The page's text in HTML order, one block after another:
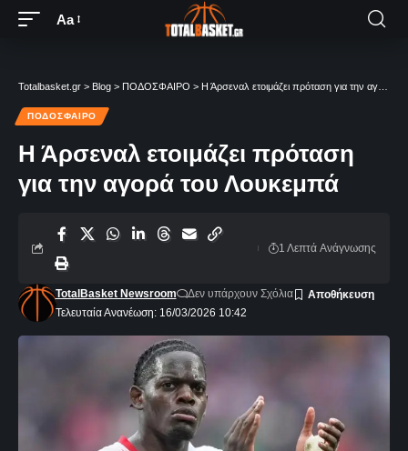
Aa
Totalbasket.gr > Blog > ΠΟΔΟΣΦΑΙΡΟ > Η Άρσεναλ ετοιμάζει πρόταση για την αγορά του Λουκεμπά
ΠΟΔΟΣΦΑΙΡΟ
Η Άρσεναλ ετοιμάζει πρόταση
για την αγορά του Λουκεμπά
Τελευταία Ανανέωση: 16/03/2026 10:42
TotalBasket Newsroom Δεν υπάρχουν Σχόλια
1 Λεπτά Aνάγνωσης